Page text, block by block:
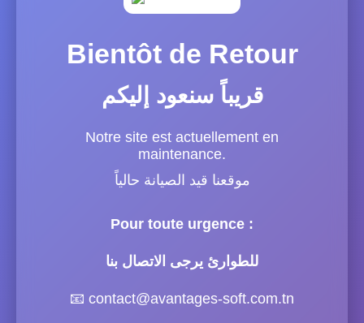
Bientôt de Retour
قريباً سنعود إليكم
Notre site est actuellement en
maintenance.
موقعنا قيد الصيانة حالياً
Pour toute urgence :
للطوارئ يرجى الاتصال بنا
📧 contact@avantages-soft.com.tn